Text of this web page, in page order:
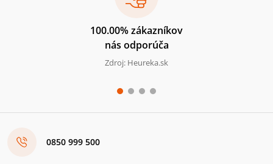
100.00% zákazníkov
nás odporúča
Zdroj: Heureka.sk
0850 999 500